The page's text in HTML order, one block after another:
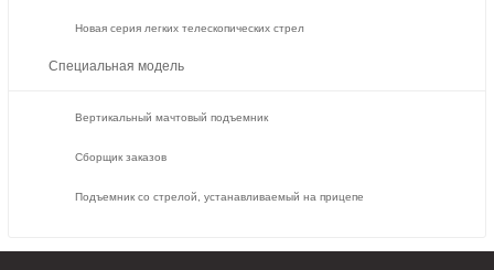
Новая серия легких телескопических стрел
Специальная модель
Вертикальный мачтовый подъемник
Сборщик заказов
Подъемник со стрелой, устанавливаемый на прицепе